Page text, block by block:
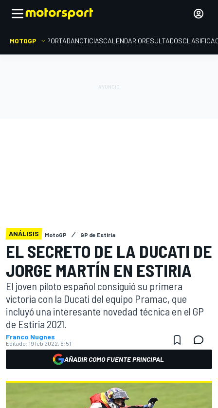
MOTOGP PORTADANOTICIASCALENDARIORESULTADOS
ANÁLISIS MotoGP GP de Estiria
EL SECRETO DE LA DUCATI DE
JORGE MARTÍN EN ESTIRIA
El joven piloto español consiguió su primera
victoria con la Ducati del equipo Pramac, que
incluyó una interesante novedad técnica en el GP
de Estiria 2021.
Franco Nugnes
Editado: 19 feb 2022, 6:51
AÑADIR COMO FUENTE PRINCIPAL